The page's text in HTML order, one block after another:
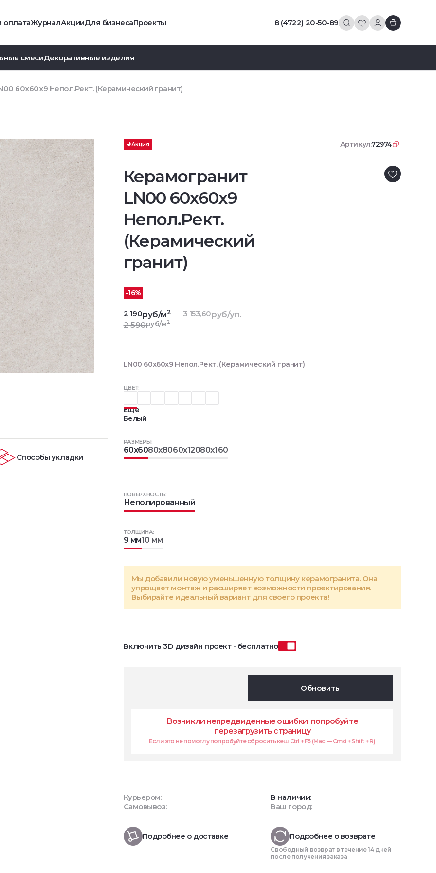
оплатаЖурналАкцииДля бизнесаПроекты 8 (4722) 20-50-89
смесиДекоративные изделия
60x60x9 Непол.Рект. (Керамический гранит)
Акция Артикул:72974
Керамогранит
LN00 60x60x9
Непол.Рект.
(Керамический
гранит)
ЦВЕТ:
Еще
Белый
РАЗМЕРЫ:
60x6080x8060x12080x160
ТОЛЩИНА:
9 мм10 мм
ПОВЕРХНОСТЬ:
Неполированный
Мы добавили новую уменьшенную толщину керамогранита. Она
упрощает монтаж и расширяет возможности проектирования.
Выбирайте идеальный вариант для своего проекта!
Включить 3D дизайн проект - бесплатно
-16%
2 190руб/м2
2 590руб/м2
3 153,60руб/уп.
Обновить
Возникли непредвиденные ошибки, попробуйте
перезагрузить страницу
Если это не помоглу попробуйте сбросить кеш Ctrl + F5 (Mac — Cmd + Shift + R)
Курьером:
Самовывоз:
В наличии:
Ваш город:
Подробнее о доставке Подробнее о возврате
Свободный возврат в течение 14 дней
после получения заказа
LN00 60x60x9 Непол.Рект. (Керамический гранит)
Способы укладки